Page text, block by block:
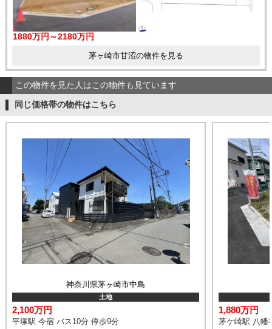
1880万円～2180万円
茅ヶ崎市甘沼の物件を見る
この物件を見た人はこの物件も見ています
同じ価格帯の物件はこちら
神奈川県茅ヶ崎市中島
土地
2,100万円
平塚駅 今宿 バス10分 停歩9分
1,880万円
茅ケ崎駅 八幡